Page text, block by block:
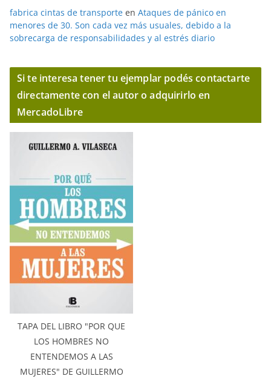
fabrica cintas de transporte en Ataques de pánico en
menores de 30. Son cada vez más usuales, debido a la
sobrecarga de responsabilidades y al estrés diario
Si te interesa tener tu ejemplar podés contactarte
directamente con el autor o adquirirlo en
MercadoLibre
TAPA DEL LIBRO "POR QUE
LOS HOMBRES NO
ENTENDEMOS A LAS
MUJERES" DE GUILLERMO